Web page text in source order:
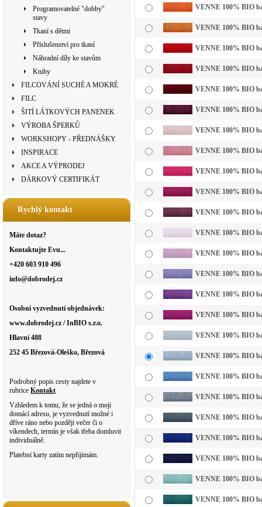
Programovatelné "dobby"
stavy
Tkaní s dětmi
Příslušenství pro tkaní
Náhradní díly ke stavům
Knihy
FILCOVÁNÍ SUCHÉ A MOKRÉ
FILC
ŠITÍ LÁTKOVÝCH PANENEK
VÝROBA ŠPERKŮ
WORKSHOPY - PŘEDNÁŠKY
INSPIRACE
AKCE A VÝPRODEJ
DÁRKOVÝ CERTIFIKÁT
Rychlý kontakt
Máte dotaz?
Kontaktujte Evu...
+420 603 910 496
info@dobrodej.cz
Osobní vyzvednutí objednávek:
www.dobrodej.cz / InBIO s.r.o.
Hlavní 488
252 45 Březová-Oleško, Březová
Podrobný popis cesty najdete v
rubrice Kontakt
Vzhledem k tomu, že se jedná o moji
domácí adresu, je vyzvednutí možné i
dříve ráno nebo později večer či o
víkendech, termín je však třeba domluvit
individuálně.
Platební karty zatím nepřijímám.
VENNE 100% BIO
VENNE 100% BIO
VENNE 100% BIO
VENNE 100% BIO
VENNE 100% BIO
VENNE 100% BIO
VENNE 100% BIO
VENNE 100% BIO
VENNE 100% BIO
VENNE 100% BIO
VENNE 100% BIO
VENNE 100% BIO
VENNE 100% BIO
VENNE 100% BIO
VENNE 100% BIO
VENNE 100% BIO
VENNE 100% BIO
VENNE 100% BIO
VENNE 100% BIO
VENNE 100% BIO
VENNE 100% BIO
VENNE 100% BIO
VENNE 100% BIO
VENNE 100% BIO
VENNE 100% BIO